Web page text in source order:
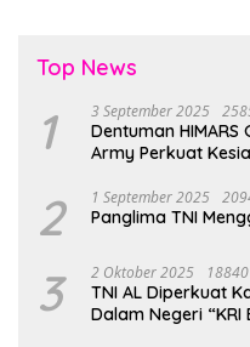
Top News
1 3 September 2025
Dentuman
Army Perkuat
2 1 September 2025
Panglima TNI
3 2 Oktober 2025
TNI AL Diperkuat
Dalam Negeri “KRI